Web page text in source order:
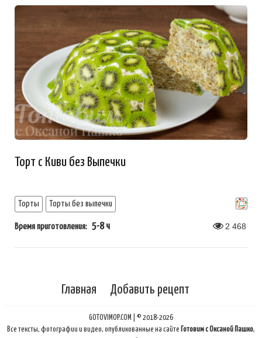
Торт с Киви без Выпечки
Торты Торты без выпечки
Время приготовления: 5-8 ч 2 468
Главная Добавить рецепт
GOTOVIMOP.COM | © 2018-2026
Все тексты, фотографии и видео, опубликованные на сайте Готовим с Оксаной Пашко,